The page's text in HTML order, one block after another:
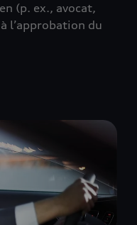
(p. ex., avocat,
l’approbation du